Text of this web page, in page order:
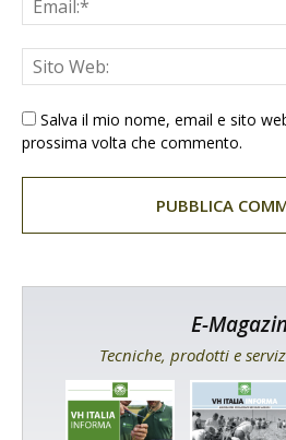
Salva il mio nome, email e sito
prossima volta che commento.
E-
Tecniche, prodotti e